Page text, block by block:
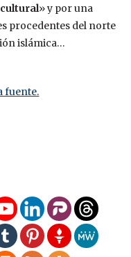
» y por una
procedentes del norte
islámica…
fuente.